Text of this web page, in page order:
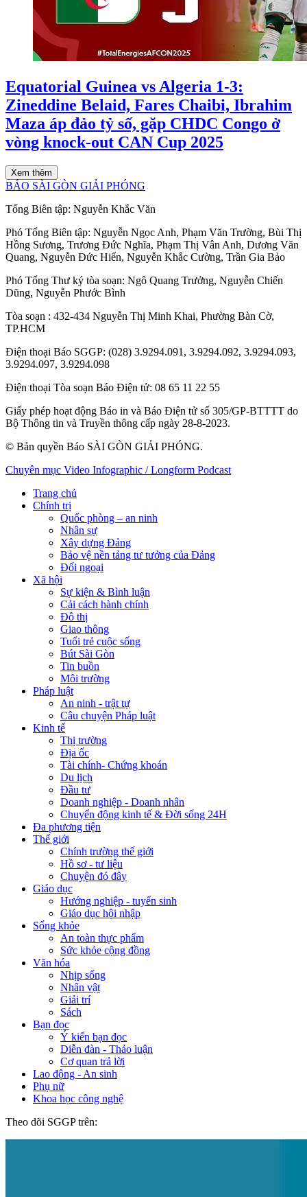
Equatorial Guinea vs Algeria 1-3:
Zineddine Belaid, Fares Chaibi, Ibrahim
Maza áp đảo tỷ số, gặp CHDC Congo ở
vòng knock-out CAN Cup 2025
Xem thêm
BÁO SÀI GÒN GIẢI PHÓNG
Tổng Biên tập: Nguyễn Khắc Văn
Phó Tổng Biên tập: Nguyễn Ngọc Anh, Phạm Văn Trường, Bùi Thị
Hồng Sương, Trương Đức Nghĩa, Phạm Thị Vân Anh, Dương Văn
Quang, Nguyễn Đức Hiển, Nguyễn Khắc Cường, Trần Gia Bảo
Phó Tổng Thư ký tòa soạn: Ngô Quang Trưởng, Nguyễn Chiến
Dũng, Nguyễn Phước Bình
Tòa soạn : 432-434 Nguyễn Thị Minh Khai, Phường Bàn Cờ,
TP.HCM
Điện thoại Báo SGGP: (028) 3.9294.091, 3.9294.092, 3.9294.093,
3.9294.097, 3.9294.098
Điện thoại Tòa soạn Báo Điện tử: 08 65 11 22 55
Giấy phép hoạt động Báo in và Báo Điện tử số 305/GP-BTTTT do
Bộ Thông tin và Truyền thông cấp ngày 28-8-2023.
© Bản quyền Báo SÀI GÒN GIẢI PHÓNG.
Chuyên mục Video Infographic / Longform Podcast
Trang chủ
Chính trị
Quốc phòng – an ninh
Nhân sự
Xây dựng Đảng
Bảo vệ nền tảng tư tưởng của Đảng
Đối ngoại
Xã hội
Sự kiện & Bình luận
Cải cách hành chính
Đô thị
Giao thông
Tuổi trẻ cuộc sống
Bút Sài Gòn
Tin buồn
Môi trường
Pháp luật
An ninh - trật tự
Câu chuyện Pháp luật
Kinh tế
Thị trường
Địa ốc
Tài chính- Chứng khoán
Du lịch
Đầu tư
Doanh nghiệp - Doanh nhân
Chuyển động kinh tế & Đời sống 24H
Đa phương tiện
Thế giới
Chính trường thế giới
Hồ sơ - tư liệu
Chuyện đó đây
Giáo dục
Hướng nghiệp - tuyển sinh
Giáo dục hội nhập
Sống khỏe
An toàn thực phẩm
Sức khỏe cộng đồng
Văn hóa
Nhịp sống
Nhân vật
Giải trí
Sách
Bạn đọc
Ý kiến bạn đọc
Diễn đàn - Thảo luận
Cơ quan trả lời
Lao động - An sinh
Phụ nữ
Khoa học công nghệ
Theo dõi SGGP trên: